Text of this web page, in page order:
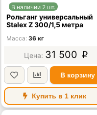
В наличии 2 шт.
Рольганг универсальный
Stalex Z 300/1,5 метра
Масса 36 кг
31 500 p
В корзину
Купить в 1 клик